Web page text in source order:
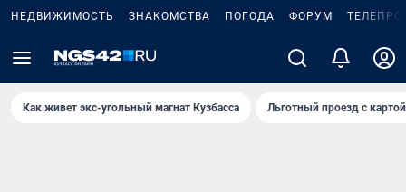
НЕДВИЖИМОСТЬ ЗНАКОМСТВА ПОГОДА ФОРУМ
Как живет экс-угольный магнат Кузбасса Льготный проезд с